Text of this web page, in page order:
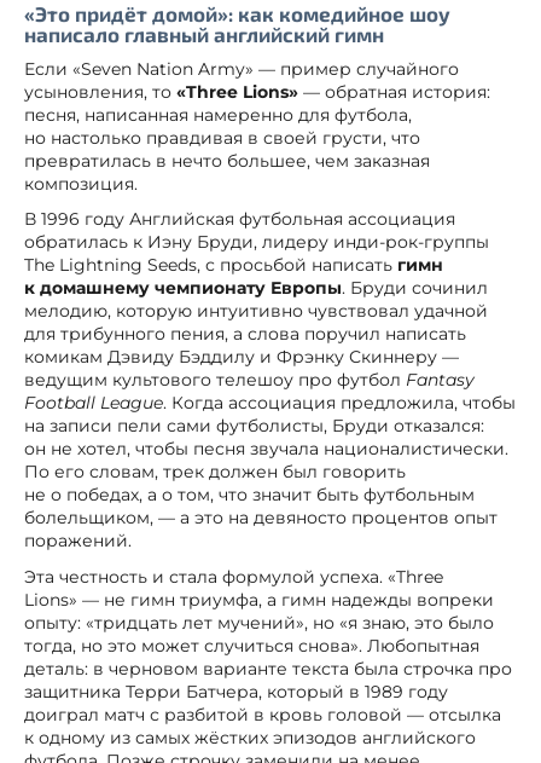
«Это придёт домой»: как комедийное шоу
написало главный английский гимн
Если «Seven Nation Army» — пример случайного
усыновления, то «Three Lions» — обратная история:
песня, написанная намеренно для футбола,
но настолько правдивая в своей грусти, что
превратилась в нечто большее, чем заказная
композиция.
В 1996 году Английская футбольная ассоциация
обратилась к Иэну Бруди, лидеру инди-рок-группы
The Lightning Seeds, с просьбой написать гимн
к домашнему чемпионату Европы. Бруди сочинил
мелодию, которую интуитивно чувствовал удачной
для трибунного пения, а слова поручил написать
комикам Дэвиду Бэддилу и Фрэнку Скиннеру —
ведущим культового телешоу про футбол Fantasy
Football League. Когда ассоциация предложила, чтобы
на записи пели сами футболисты, Бруди отказался:
он не хотел, чтобы песня звучала националистически.
По его словам, трек должен был говорить
не о победах, а о том, что значит быть футбольным
болельщиком, — а это на девяносто процентов опыт
поражений.
Эта честность и стала формулой успеха. «Three
Lions» — не гимн триумфа, а гимн надежды вопреки
опыту: «тридцать лет мучений», но «я знаю, это было
тогда, но это может случиться снова». Любопытная
деталь: в черновом варианте текста была строчка про
защитника Терри Батчера, который в 1989 году
доиграл матч с разбитой в кровь головой — отсылка
к одному из самых жёстких эпизодов английского